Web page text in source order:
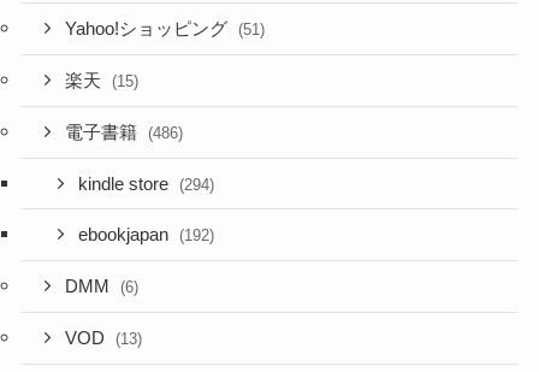
Yahoo!ショッピング (51)
楽天 (15)
電子書籍 (486)
kindle store (294)
ebookjapan (192)
DMM (6)
VOD (13)